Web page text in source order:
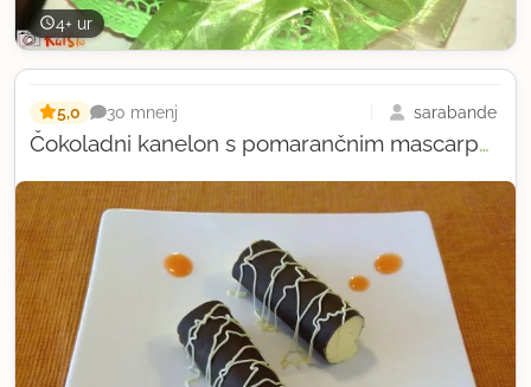
4+ ur
Čokoladni kanelon s pomarančnim mascarponejem
5,0 30 mnenj sarabande